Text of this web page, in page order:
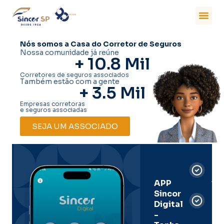
Nós somos a Casa do Corretor de Seguros
Nossa comunidade já reúne
+ 10.8 Mil
Corretores de seguros associados
Também estão com a gente
+ 3.5 Mil
Empresas corretoras
e seguros associadas
SEJA UM ASSOCIADO
APP
Sincor
Digital
-